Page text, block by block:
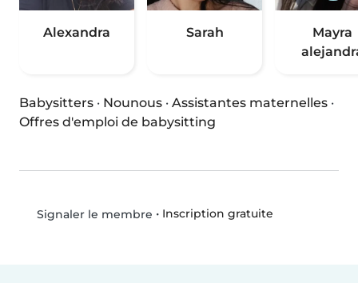
Alexandra Sarah
Mayra
Babysitters · Nounous · Assistantes maternelles ·
Offres d'emploi de babysitting
Signaler le membre • Inscription gratuite